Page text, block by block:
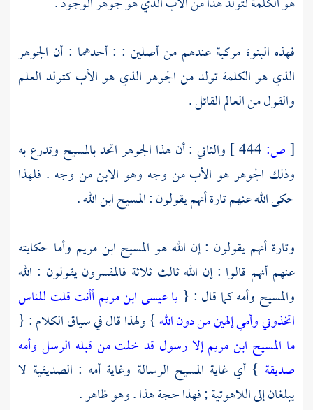
فهذه البنوة مركبة عندهم من أصلين : : أحدهما : أن الجوهر
الذي هو الكلمة تولد من الجوهر الذي هو الأب كتولد العلم
والقول من العالم القائل .
[ص:
والثاني : أن هذا الجوهر اتحد بالمسيح وتدرع به
وذلك الجوهر هو الأب من وجه وهو الابن من وجه . فلهذا
حكى الله عنهم تارة أنهم يقولون :المسيحابن الله .
وتارة أنهم يقولون : إن الله هو المسيح ابن مريم وأما حكايته
عنهم أنهم قالوا : إن الله ثالث ثلاثة فالمفسرون يقولون : الله
والمسيح وأمه كما قال : { يا عيسى ابن مريم أأنت قلت للناس
اتخذوني وأمي إلهين من دون الله} ولهذا قال في سياق الكلام : {
ما المسيح ابن مريم إلا رسول قد خلت من قبله الرسل وأمه
صديقة } أي غاية المسيح الرسالة وغاية أمه : الصديقية لا
يبلغان إلى اللاهوتية ; فهذا حجة هذا . وهو ظاهر .